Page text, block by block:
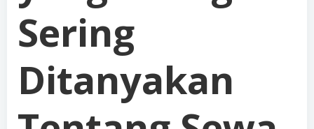
Sering
Ditanyakan